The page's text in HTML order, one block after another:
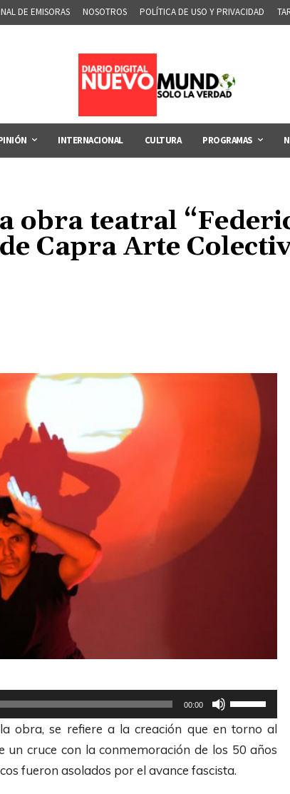
DE EMISORAS NOSOTROS POLÍTICA DE USO Y PRIVACIDAD
INTERNACIONAL CULTURA PROGRAMAS
obra teatral
de Capra Arte
00:00
U
t
obra, se refiere a la creación que en torno al
cruce con la conmemoración de los 50 años
fueron asolados por el avance fascista.